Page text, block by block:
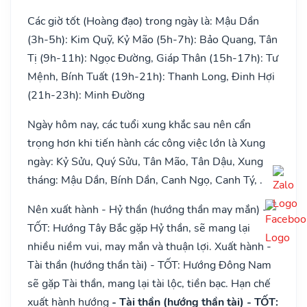
Các giờ tốt (Hoàng đạo) trong ngày là: Mậu Dần
(3h-5h): Kim Quỹ, Kỷ Mão (5h-7h): Bảo Quang, Tân
Tị (9h-11h): Ngọc Đường, Giáp Thân (15h-17h): Tư
Mệnh, Bính Tuất (19h-21h): Thanh Long, Đinh Hợi
(21h-23h): Minh Đường
Ngày hôm nay, các tuổi xung khắc sau nên cẩn
trọng hơn khi tiến hành các công việc lớn là Xung
ngày: Kỷ Sửu, Quý Sửu, Tân Mão, Tân Dậu, Xung
tháng: Mậu Dần, Bính Dần, Canh Ngọ, Canh Tý, .
Nên xuất hành - Hỷ thần (hướng thần may mắn) -
TỐT: Hướng Tây Bắc gặp Hỷ thần, sẽ mang lại
nhiều niềm vui, may mắn và thuận lợi. Xuất hành -
Tài thần (hướng thần tài) - TỐT: Hướng Đông Nam
sẽ gặp Tài thần, mang lại tài lộc, tiền bạc. Hạn chế
xuất hành hướng - Tài thần (hướng thần tài) - TỐT: